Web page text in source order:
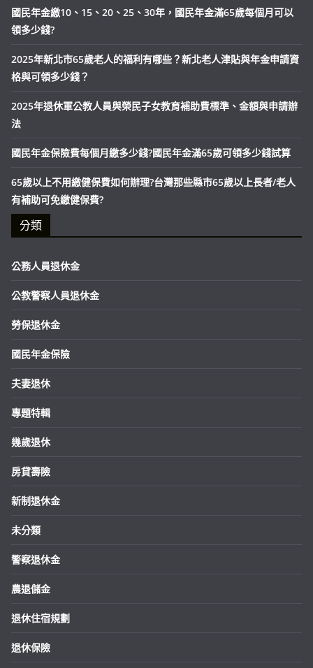
國民年金繳10、15、20、25、30年，國民年金滿65歲每個月可以
領多少錢?
2025年新北市65歲老人的福利有哪些？新北老人津貼與年金申請資
格與可領多少錢？
2025年退休軍公教人員與榮民子女教育補助費標準、金額與申請辦
法
國民年金保險費每個月繳多少錢?國民年金滿65歲可領多少錢試算
65歲以上不用繳健保費如何辦理?台灣那些縣市65歲以上長者/老人
有補助可免繳健保費?
分類
公務人員退休金
公教警察人員退休金
勞保退休金
國民年金保險
夫妻退休
專題特輯
幾歲退休
房貸壽險
新制退休金
未分類
警察退休金
農退儲金
退休住宿規劃
退休保險